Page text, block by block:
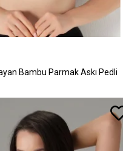
Bambu Parmak Askı Pedli